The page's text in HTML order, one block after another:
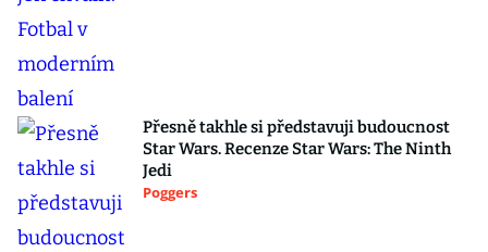
Přesně takhle si představuji budoucnost
Star Wars. Recenze Star Wars: The Ninth
Jedi
Poggers